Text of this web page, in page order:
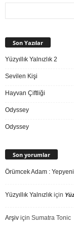
Son Yazılar
Yüzyıllık Yalnızlık 2
Sevilen Kişi
Hayvan Çiftliği
Odyssey
Odyssey
Son yorumlar
Örümcek Adam :
Yüzyıllık Yalnızlık için
Arşiv için Sumatra Tonic